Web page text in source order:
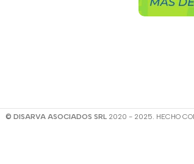
© DISARVA ASOCIADOS SRL 2020 - 2025. HECHO